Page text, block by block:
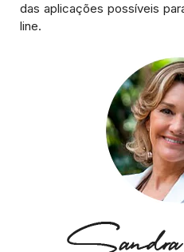
das aplicações possíveis
line.